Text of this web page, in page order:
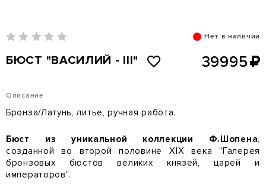
Нет в наличии
БЮСТ "ВАСИЛИЙ - III" 39995
Описание
Бронза/Латунь, литье, ручная работа.
Бюст из уникальной коллекции Ф.Шопена,
созданной во второй половине XIX века "Галерея
бронзовых бюстов великих князей, царей и
императоров".